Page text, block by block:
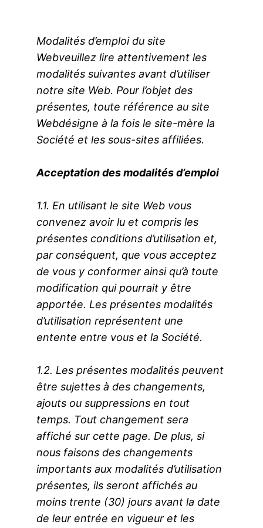
contenuModalités d’emploi du site
Webveuillez lire attentivement les
modalités suivantes avant d’utiliser
notre site Web. Pour l’objet des
présentes, toute référence au site
Webdésigne à la fois le site-mère la
Société et les sous-sites affiliées.
Acceptation des modalités d’emploi
1.1. En utilisant le site Web vous
convenez avoir lu et compris les
présentes conditions d’utilisation et,
par conséquent, que vous acceptez
de vous y conformer ainsi qu’à toute
modification qui pourrait y être
apportée. Les présentes modalités
d’utilisation représentent une
entente entre vous et la Société.
1.2. Les présentes modalités peuvent
être sujettes à des changements,
ajouts ou suppressions en tout
temps. Tout changement sera
affiché sur cette page. De plus, si
nous faisons des changements
importants aux modalités d’utilisation
présentes, ils seront affichés au
moins trente (30) jours avant la date
de leur entrée en vigueur et les